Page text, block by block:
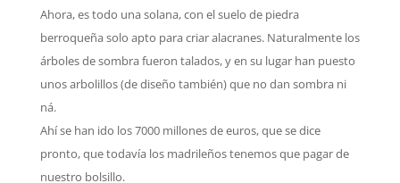
Ahora, es todo una solana, con el suelo de piedra
berroqueña solo apto para criar alacranes. Naturalmente los
árboles de sombra fueron talados, y en su lugar han puesto
unos arbolillos (de diseño también) que no dan sombra ni
ná.
Ahí se han ido los 7000 millones de euros, que se dice
pronto, que todavía los madrileños tenemos que pagar de
nuestro bolsillo.